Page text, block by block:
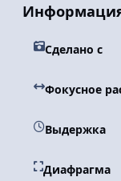
Сделано с
Фокусное
Выдержка
Диафрагма